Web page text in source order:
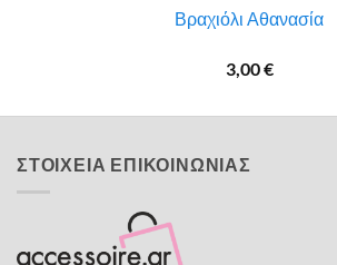
Βραχιόλι Αθανασία
3,00€
ΣΤΟΙΧΕΙΑ ΕΠΙΚΟΙΝΩΝΙΑΣ